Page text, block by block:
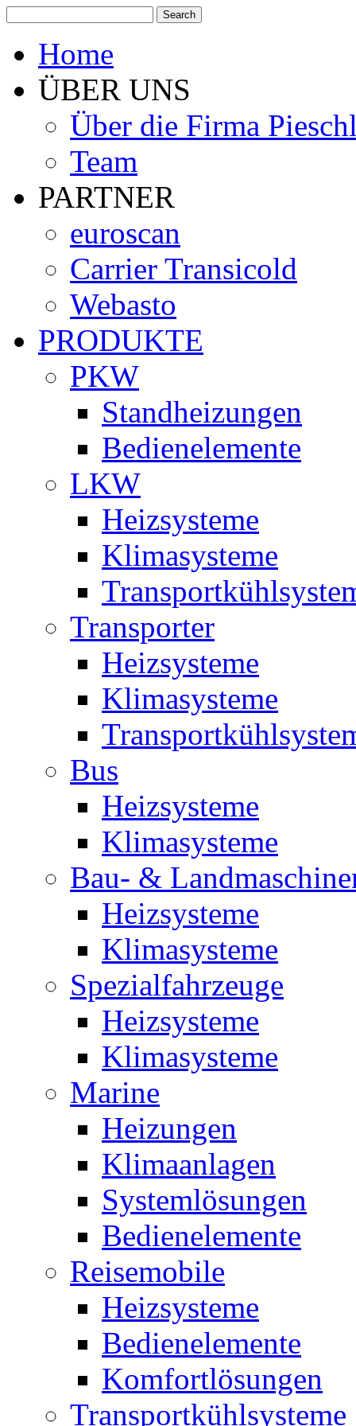
Home
ÜBER UNS
Über die Firma
Team
PARTNER
euroscan
Carrier Transicold
Webasto
PRODUKTE
PKW
Standheizungen
Bedienelemente
LKW
Heizsysteme
Klimasysteme
Transporter
Heizsysteme
Klimasysteme
Bus
Heizsysteme
Klimasysteme
Bau- &
Heizsysteme
Klimasysteme
Spezialfahrzeuge
Heizsysteme
Klimasysteme
Marine
Heizungen
Klimaanlagen
Systemlösungen
Bedienelemente
Reisemobile
Heizsysteme
Bedienelemente
Komfortlösungen
Transportkühlsysteme